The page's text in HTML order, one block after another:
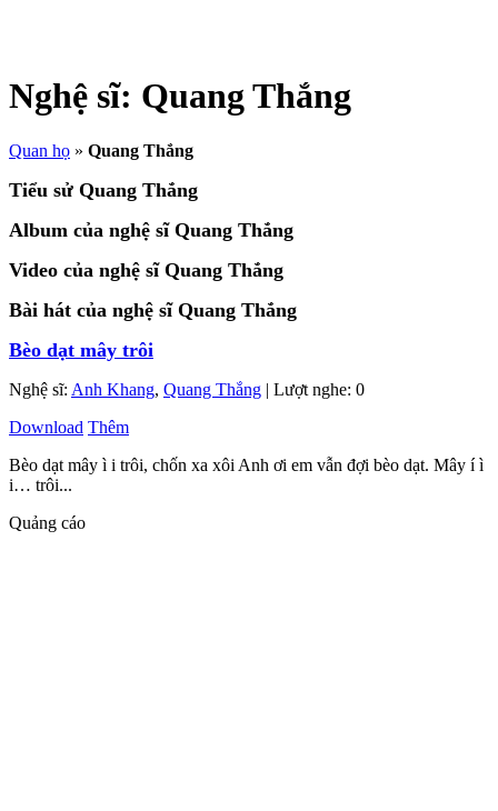
Nghệ sĩ: Quang Thắng
Quan họ » Quang Thắng
Tiểu sử Quang Thắng
Album của nghệ sĩ Quang Thắng
Video của nghệ sĩ Quang Thắng
Bài hát của nghệ sĩ Quang Thắng
Bèo dạt mây trôi
Nghệ sĩ: Anh Khang, Quang Thắng | Lượt nghe: 0
Download Thêm
Bèo dạt mây ì i trôi, chốn xa xôi Anh ơi em vẫn đợi bèo dạt. Mây í ì
i… trôi...
Quảng cáo